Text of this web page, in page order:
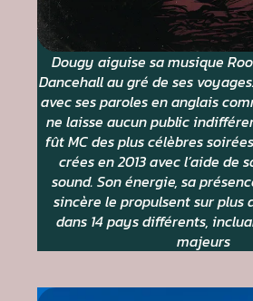
Dougy aiguise sa musique
Dancehall au gré de ses
avec ses paroles en anglais
ne laisse aucun public
fût MC des plus célèbres
crées en 2013 avec l’aide de
sound. Son énergie, sa
sincère le propulsent sur plus
dans 14 pays différents,
majeurs